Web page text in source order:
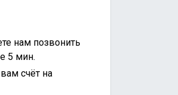
нам позвонить
5 мин.
счёт на